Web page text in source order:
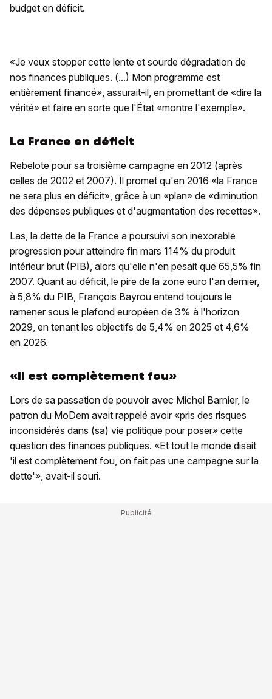
budget en déficit.
«Je veux stopper cette lente et sourde dégradation de
nos finances publiques. (...) Mon programme est
entièrement financé», assurait-il, en promettant de «dire la
vérité» et faire en sorte que l'État «montre l'exemple».
La France en déficit
Rebelote pour sa troisième campagne en 2012 (après
celles de 2002 et 2007). Il promet qu'en 2016 «la France
ne sera plus en déficit», grâce à un «plan» de «diminution
des dépenses publiques et d'augmentation des recettes».
Las, la dette de la France a poursuivi son inexorable
progression pour atteindre fin mars 114% du produit
intérieur brut (PIB), alors qu'elle n'en pesait que 65,5% fin
2007. Quant au déficit, le pire de la zone euro l'an dernier,
à 5,8% du PIB, François Bayrou entend toujours le
ramener sous le plafond européen de 3% à l'horizon
2029, en tenant les objectifs de 5,4% en 2025 et 4,6%
en 2026.
«Il est complètement fou»
Lors de sa passation de pouvoir avec Michel Barnier, le
patron du MoDem avait rappelé avoir «pris des risques
inconsidérés dans (sa) vie politique pour poser» cette
question des finances publiques. «Et tout le monde disait
'il est complètement fou, on fait pas une campagne sur la
dette'», avait-il souri.